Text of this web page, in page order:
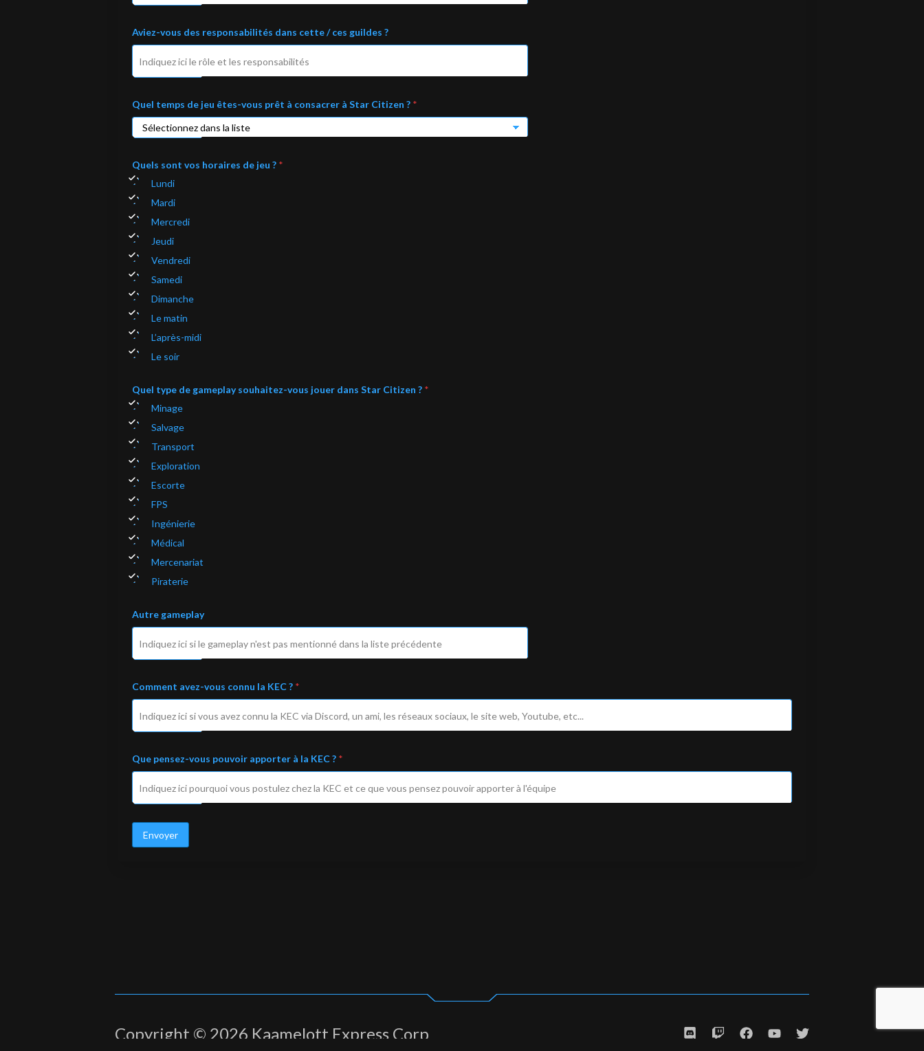
Aviez-vous des responsabilités dans cette / ces guildes ?
Quel temps de jeu êtes-vous prêt à consacrer à Star Citizen ? *
Quels sont vos horaires de jeu ? *
Lundi
Mardi
Mercredi
Jeudi
Vendredi
Samedi
Dimanche
Le matin
L’après-midi
Le soir
Quel type de gameplay souhaitez-vous jouer dans Star Citizen ? *
Minage
Salvage
Transport
Exploration
Escorte
FPS
Ingénierie
Médical
Mercenariat
Piraterie
Autre gameplay
Comment avez-vous connu la KEC ? *
Que pensez-vous pouvoir apporter à la KEC ? *
Envoyer
Copyright © 2026 Kaamelott Express Corp